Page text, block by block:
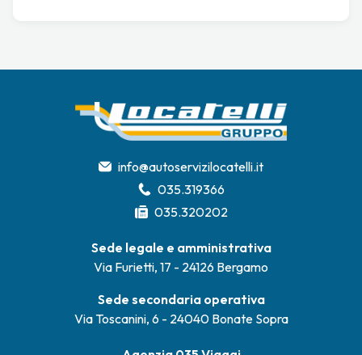
info@autoservizilocatelli.it
035.319366
035.320202
Sede legale e amministrativa
Via Furietti, 17 - 24126 Bergamo
Sede secondaria operativa
Via Toscanini, 6 - 24040 Bonate Sopra